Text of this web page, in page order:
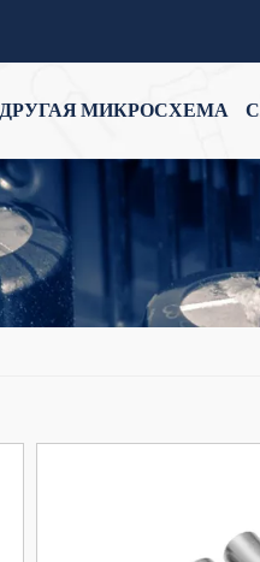
ДРУГАЯ МИКРОСХЕМА